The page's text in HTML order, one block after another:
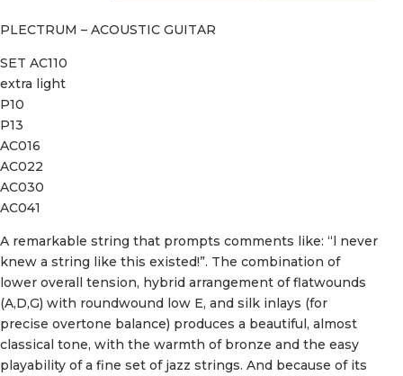
PLECTRUM – ACOUSTIC GUITAR
SET AC110
extra light
P10
P13
AC016
AC022
AC030
AC041
A remarkable string that prompts comments like: “l never
knew a string like this existed!”. The combination of
lower overall tension, hybrid arrangement of flatwounds
(A,D,G) with roundwound low E, and silk inlays (for
precise overtone balance) produces a beautiful, almost
classical tone, with the warmth of bronze and the easy
playability of a fine set of jazz strings. And because of its